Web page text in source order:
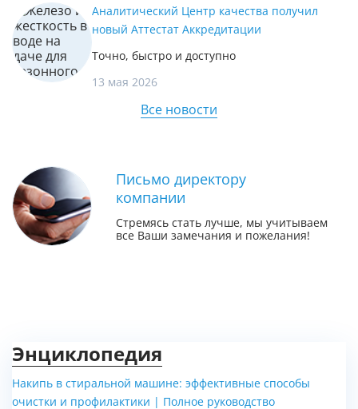
Аналитический Центр качества получил
новый Аттестат Аккредитации
Точно, быстро и доступно
13 мая 2026
Все новости
Письмо директору
компании
Стремясь стать лучше, мы учитываем
все Ваши замечания и пожелания!
Энциклопедия
Накипь в стиральной машине: эффективные способы
очистки и профилактики | Полное руководство